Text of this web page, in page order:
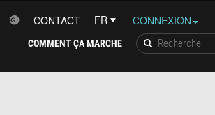
CONNEXION
CONTACT
COMMENT ÇA MARCHE